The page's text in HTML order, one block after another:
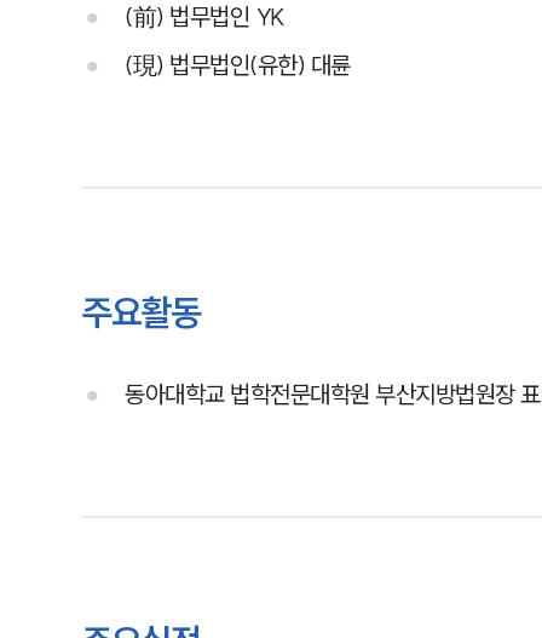
(前) 법무법인 YK
(現) 법무법인(유한) 대륜
주요활동
동아대학교 법학전문대학원 부산지방법원장